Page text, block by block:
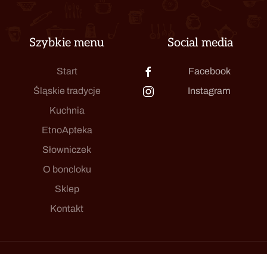
Szybkie menu
Start
Śląskie tradycje
Kuchnia
EtnoApteka
Słowniczek
O boncloku
Sklep
Kontakt
Social media
Facebook
Instagram